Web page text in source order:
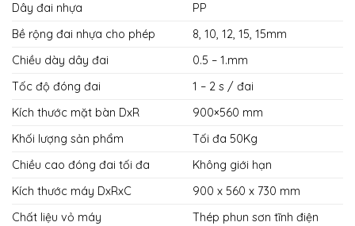
Dây đai nhựa
PP
Bề rộng đai nhựa cho phép
8, 10, 12, 15, 15mm
Chiều dày dây đai
0.5 – 1.mm
Tốc độ đóng đai
1 – 2 s / đai
Kích thước mặt bàn DxR
900×560 mm
Khối lượng sản phẩm
Tối đa 50Kg
Chiều cao đóng đai tối đa
Không giới hạn
Kích thước máy DxRxC
900 x 560 x 730 mm
Chất liệu vỏ máy
Thép phun sơn tĩnh điện